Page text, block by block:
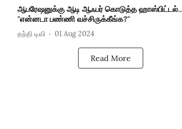
ஆபரேஷனுக்கு ஆடி ஆஃபர் கொடுத்த ஹாஸ்பிட்டல்..
"என்னடா பண்ணி வச்சிருக்கீங்க?"
தந்தி டிவி 01 Aug 2024
Read More